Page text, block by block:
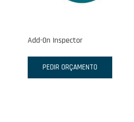
Add-On Inspector
PEDIR ORÇAMENTO